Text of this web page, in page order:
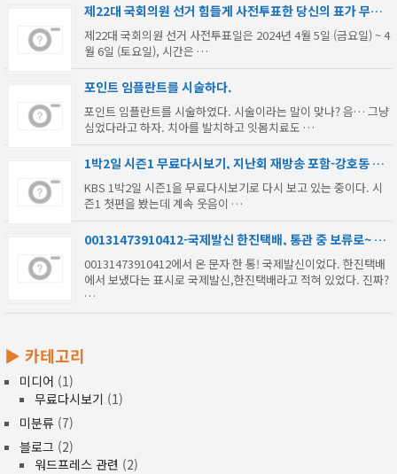
제22대 국회의원 선거 힘들게 사전투표한 당신의 표가 무효
표 될 수 있다.
제22대 국회의원 선거 사전투표일은 2024년 4월 5일 (금요일) ~ 4
월 6일 (토요일), 시간은 …
포인트 임플란트를 시술하다.
포인트 임플란트를 시술하였다. 시술이라는 말이 맞나? 음… 그냥
심었다라고 하자. 치아를 발치하고 잇몸치료도 …
1박2일 시즌1 무료다시보기, 지난회 재방송 포함-강호동 은
지원 김종민 지상렬 이수근 노홍철 김C MC몽
KBS 1박2일 시즌1을 무료다시보기로 다시 보고 있는 중이다. 시
즌1 첫편을 봤는데 계속 웃음이 …
00131473910412-국제발신 한진택배, 통관 중 보류로~ 택
00131473910412에서 온 문자 한 통! 국제발신이었다. 한진택배
에서 보냈다는 표시로 국제발신,한진택배라고 적혀 있었다. 진짜?
…
▶ 카테고리
미디어 (1)
무료다시보기 (1)
미분류 (7)
블로그 (2)
워드프레스 관련 (2)